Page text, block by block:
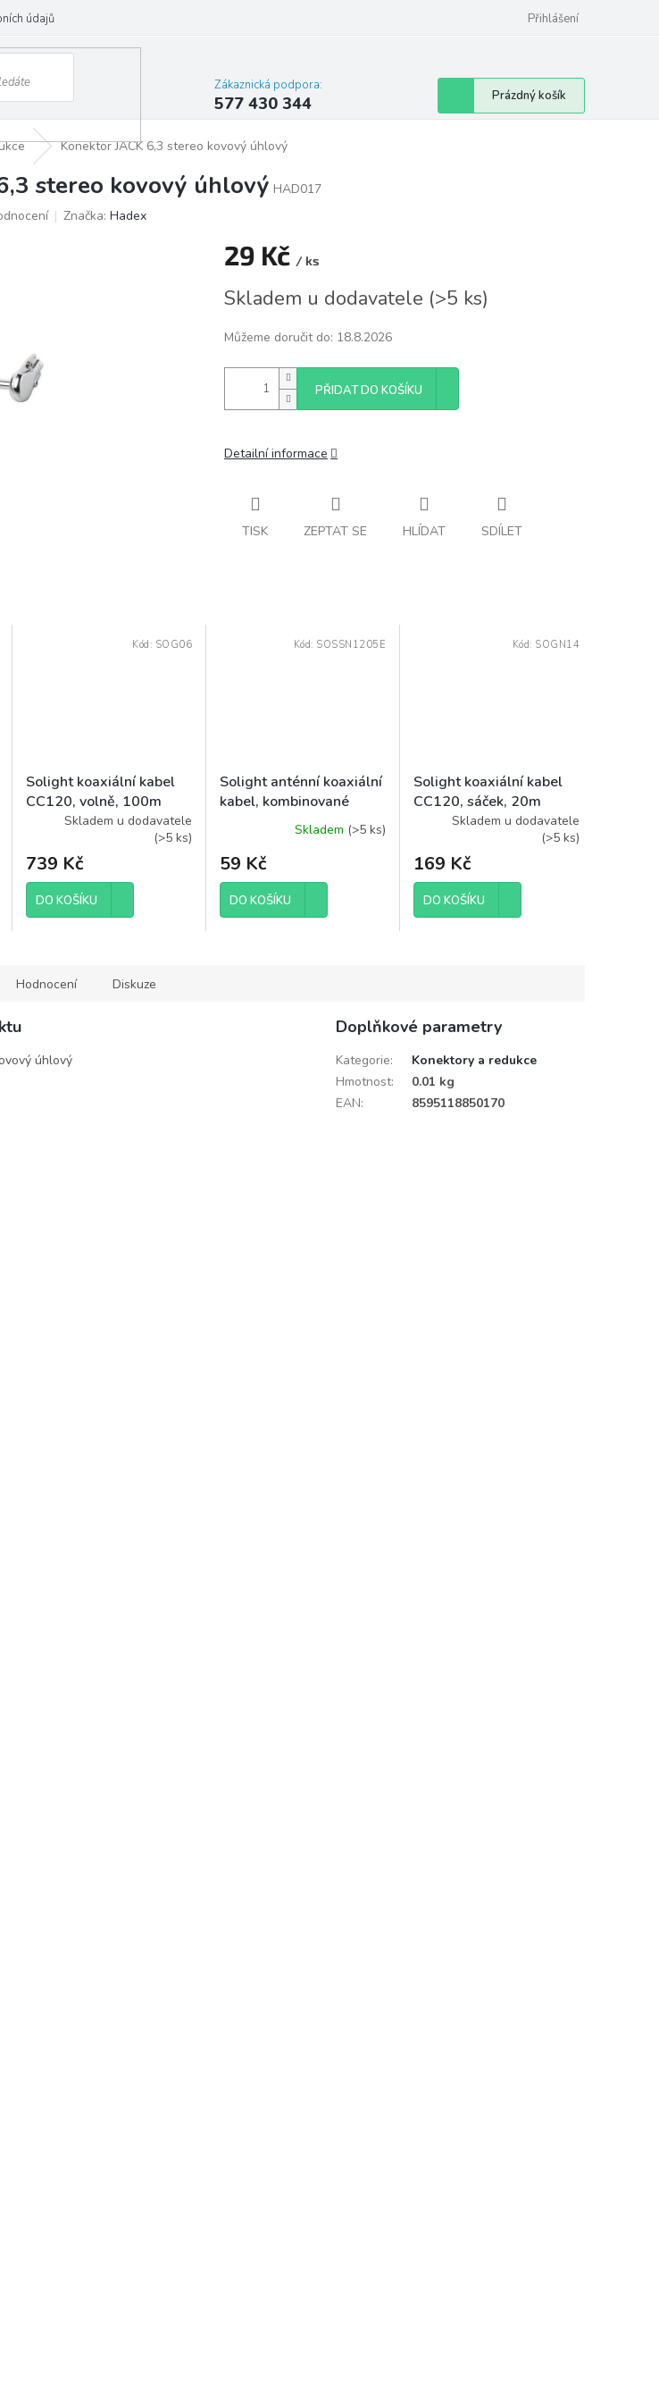
údajů Přihlášení
Zákaznická podpora:
577 430 344
Nákupní
košík
Prázdný košík
Konektor JACK 6,3 stereo kovový úhlový
stereo kovový úhlový HAD017
Značka: Hadex
29 Kč / ks
cena:
Skladem u dodavatele (>5 ks)
Můžeme doručit do: 18.8.2026
PŘIDAT DO KOŠÍKU
Detailní informace
TISK ZEPTAT SE HLÍDAT SDÍLET
Solight koaxiální kabel
CC120, volně, 100m
Skladem u dodavatele
(>5 ks)
739 Kč
DO KOŠÍKU
Kód: SOG06
Solight anténní koaxiální
kabel, kombinované
konektory, 5m, sáček
Skladem (>5 ks)
59 Kč
DO KOŠÍKU
Kód: SOSSN1205E
Solight koaxiální kabel
CC120, sáček, 20m
Skladem u dodavatele
(>5 ks)
169 Kč
DO KOŠÍKU
Kód: SOGN14
Hodnocení Diskuze
úhlový
Doplňkové parametry
Kategorie:
Konektory a redukce
Hmotnost:
0.01 kg
EAN: 8595118850170